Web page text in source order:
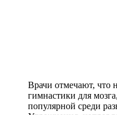
Врачи отмечают, что
гимнастики для
популярной среди